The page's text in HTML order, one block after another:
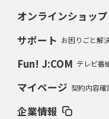
オンラインショップ
サポート お困りごと解
Fun! J:COM テレビ番
マイページ 契約内容確
企業情報